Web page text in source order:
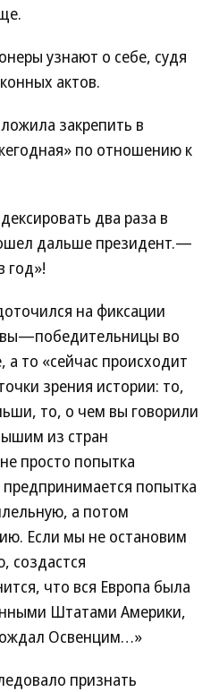
узнают о себе, судя
актов.
закрепить в
по отношению к
два раза в
дальше президент.—
год»!
на фиксации
во
то «сейчас происходит
зрения истории: то,
то, о чем вы говорили
из стран
просто попытка
попытка
а потом
Если мы не остановим
создастся
что вся Европа была
Штатами Америки,
Освенцим…»
признать